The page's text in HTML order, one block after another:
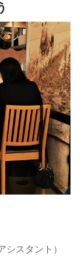
シスタント）